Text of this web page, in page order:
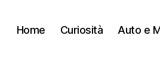
Home Curiosità Auto e